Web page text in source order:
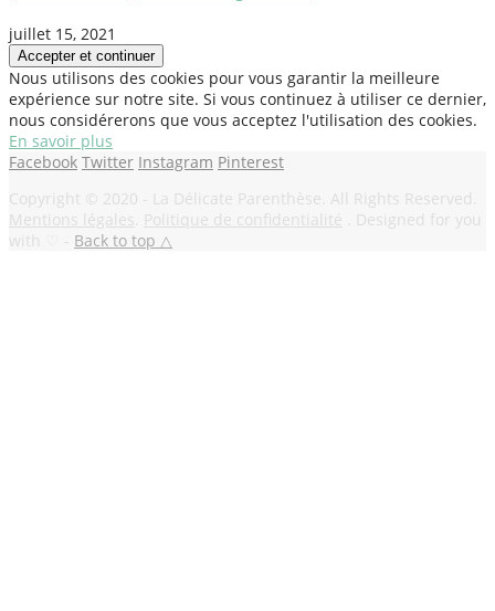
juillet 15, 2021
Nous utilisons des cookies pour vous garantir la meilleure
expérience sur notre site. Si vous continuez à utiliser ce dernier,
nous considérerons que vous acceptez l'utilisation des cookies.
En savoir plus
Facebook Twitter Instagram Pinterest
Copyright © 2020 - La Délicate Parenthèse. All Rights Reserved.
Mentions légales Politique de confidentialité . Designed for you
with ♡ - Back to top △